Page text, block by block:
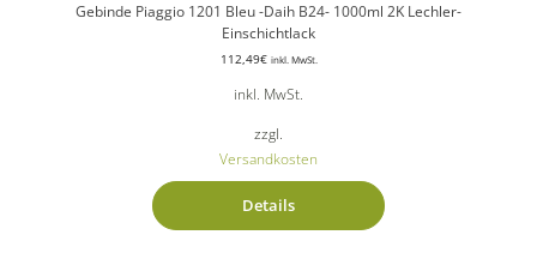
Gebinde Piaggio 1201 Bleu -Daih B24- 1000ml 2K Lechler-
Einschichtlack
112,49€ inkl. MwSt.
inkl. MwSt.
zzgl.
Versandkosten
Details